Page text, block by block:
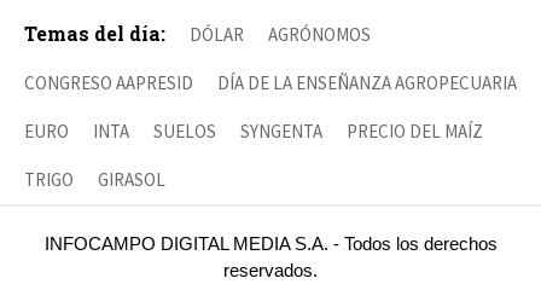
Temas del día: DÓLAR AGRÓNOMOS
CONGRESO AAPRESID DÍA DE LA ENSEÑANZA AGROPECUARIA
EURO INTA SUELOS SYNGENTA PRECIO DEL MAÍZ
TRIGO GIRASOL
INFOCAMPO DIGITAL MEDIA S.A. - Todos los derechos
reservados.